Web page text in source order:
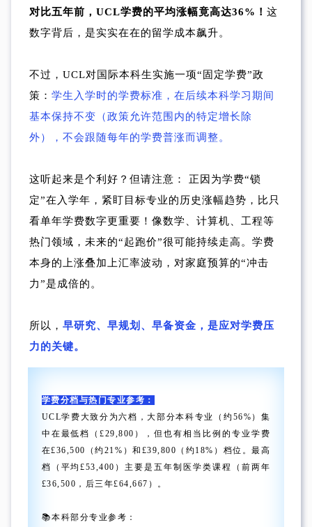
对比五年前，UCL学费的平均涨幅竟高达36%！ 这
数字背后，是实实在在的留学成本飙升。
不过，UCL对国际本科生实施一项“固定学费”政
策： 学生入学时的学费标准，在后续本科学习期间
基本保持不变（政策允许范围内的特定增长除
外），不会跟随每年的学费普涨而调整。
这听起来是个利好？但请注意： 正因为学费“锁
定”在入学年，紧盯目标专业的历史涨幅趋势，比只
看单年学费数字更重要！像数学、计算机、工程等
热门领域，未来的“起跑价”很可能持续走高。学费
本身的上涨叠加上汇率波动，对家庭预算的“冲击
力”是成倍的。
所以， 早研究、早规划、早备资金，是应对学费压
力的关键。
学费分档与热门专业参考：
UCL学费大致分为六档，大部分本科专业（约56%）集
中在最低档（£29,800），但也有相当比例的专业学费
在£36,500（约21%）和£39,800（约18%）档位。最高
档（平均£53,400）主要是五年制医学类课程（前两年
£36,500，后三年£64,667）。
📚本科部分专业参考：